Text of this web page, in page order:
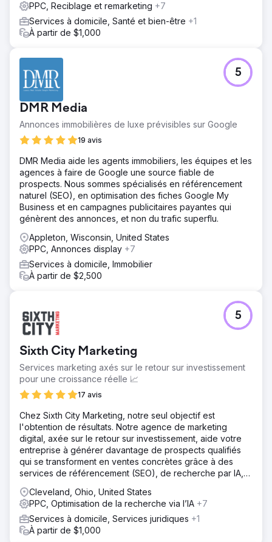
PPC, Reciblage et remarketing +7
Services à domicile, Santé et bien-être +1
À partir de $1,000
DMR Media
Annonces immobilières de luxe prévisibles sur Google
19 avis
5
DMR Media aide les agents immobiliers, les équipes et les
agences à faire de Google une source fiable de
prospects. Nous sommes spécialisés en référencement
naturel (SEO), en optimisation des fiches Google My
Business et en campagnes publicitaires payantes qui
génèrent des annonces, et non du trafic superflu.
Appleton, Wisconsin, United States
PPC, Annonces display +7
Services à domicile, Immobilier
À partir de $2,500
Sixth City Marketing
Services marketing axés sur le retour sur investissement
pour une croissance réelle 📈
17 avis
5
Chez Sixth City Marketing, notre seul objectif est
l'obtention de résultats. Notre agence de marketing
digital, axée sur le retour sur investissement, aide votre
entreprise à générer davantage de prospects qualifiés
qui se transforment en ventes concrètes grâce à des
services de référencement (SEO), de recherche par IA,
entièrement personnalisés.
Cleveland, Ohio, United States
PPC, Optimisation de la recherche via l’IA +7
Services à domicile, Services juridiques +1
À partir de $1,000